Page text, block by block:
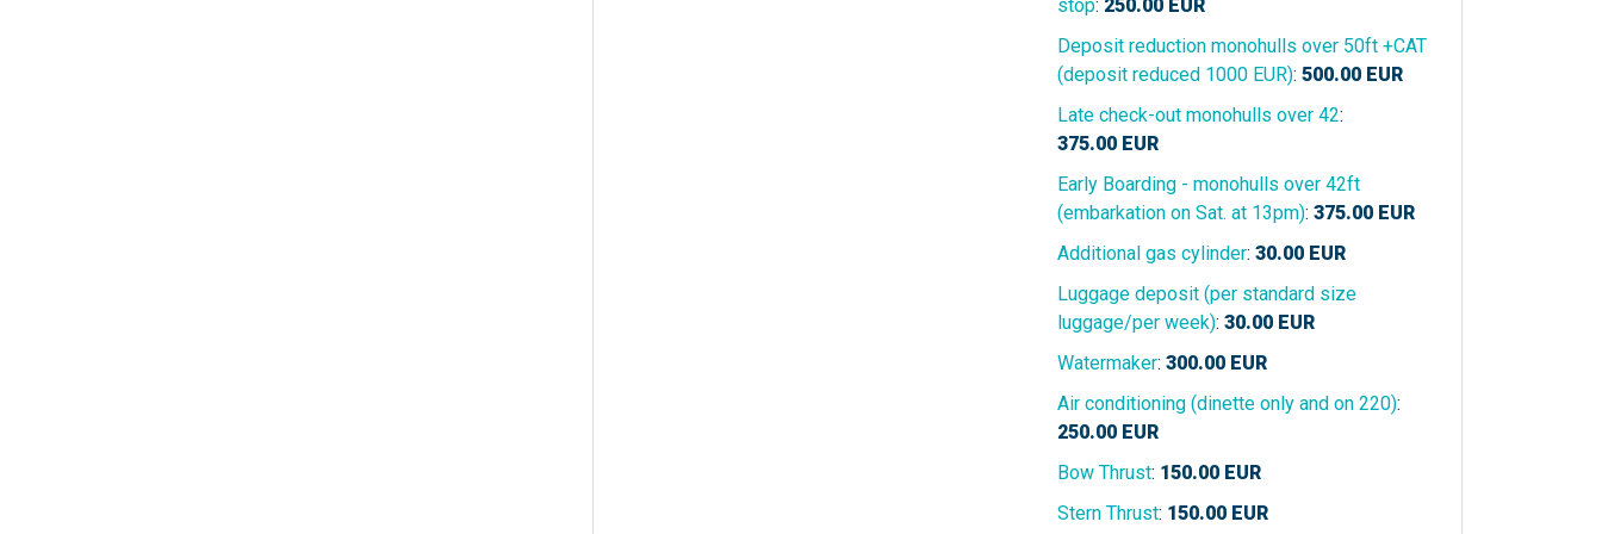
stóp: 250.00 EUR
Deposit reduction monohulls over 50ft +CAT
(deposit reduced 1000 EUR): 500.00 EUR
Late check-out monohulls over 42:
375.00 EUR
Early Boarding - monohulls over 42ft
(embarkation on Sat. at 13pm): 375.00 EUR
Additional gas cylinder: 30.00 EUR
Luggage deposit (per standard size
luggage/per week): 30.00 EUR
Watermaker: 300.00 EUR
Air conditioning (dinette only and on 220):
250.00 EUR
Bow Thrust: 150.00 EUR
Stern Thrust: 150.00 EUR